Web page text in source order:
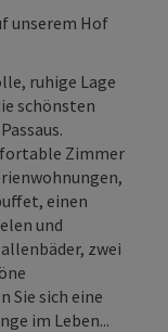
unserem Hof
ruhige Lage
schönsten
Zimmer
einen
und
zwei
Sie sich eine
im Leben...